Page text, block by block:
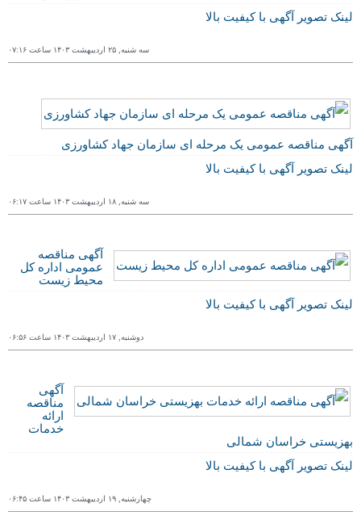
لینک تصویر آگهی با کیفیت بالا
سه شنبه, ٢۵ ارديبهشت ١۴۰٣ ساعت ۰٧:١۶
آگهی مناقصه عمومی یک مرحله ای سازمان جهاد کشاورزی
لینک تصویر آگهی با کیفیت بالا
سه شنبه, ١٨ ارديبهشت ١۴۰٣ ساعت ۰۶:١٧
آگهی مناقصه
عمومی اداره کل
محیط زیست
لینک تصویر آگهی با کیفیت بالا
دوشنبه, ١٧ ارديبهشت ١۴۰٣ ساعت ۰۶:۵۶
آگهی
مناقصه
ارائه
خدمات
بهزیستی خراسان شمالی
لینک تصویر آگهی با کیفیت بالا
چهارشنبه, ١٩ ارديبهشت ١۴۰٣ ساعت ۰۶:۴۵